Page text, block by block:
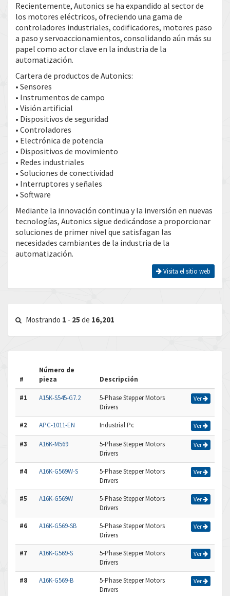
Recientemente, Autonics se ha expandido al sector de
los motores eléctricos, ofreciendo una gama de
controladores industriales, codificadores, motores paso
a paso y servoaccionamientos, consolidando aún más su
papel como actor clave en la industria de la
automatización.
Cartera de productos de Autonics:
• Sensores
• Instrumentos de campo
• Visión artificial
• Dispositivos de seguridad
• Controladores
• Electrónica de potencia
• Dispositivos de movimiento
• Redes industriales
• Soluciones de conectividad
• Interruptores y señales
• Software
Mediante la innovación continua y la inversión en nuevas
tecnologías, Autonics sigue dedicándose a proporcionar
soluciones de primer nivel que satisfagan las
necesidades cambiantes de la industria de la
automatización.
Visita el sitio web
Mostrando 1 - 25 de 16,201
#
Número de
pieza
Descripción
#1 A15K-S545-G7.2
5-Phase Stepper Motors
Drivers
Ver
#2 APC-1011-EN Industrial Pc Ver
#3 A16K-M569
5-Phase Stepper Motors
Drivers
Ver
#4 A16K-G569W-S
5-Phase Stepper Motors
Drivers
Ver
#5 A16K-G569W
5-Phase Stepper Motors
Drivers
Ver
#6 A16K-G569-SB
5-Phase Stepper Motors
Drivers
Ver
#7 A16K-G569-S
5-Phase Stepper Motors
Drivers
Ver
#8 A16K-G569-B
5-Phase Stepper Motors
Drivers
Ver